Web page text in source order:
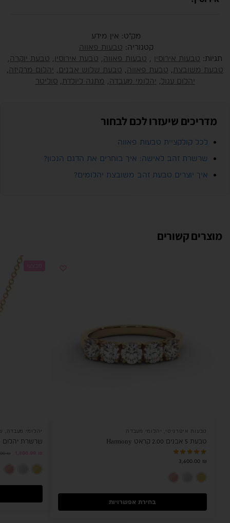
מק"ט: אין מידע
קטגוריה: טבעות פאווה
תגיות: טבעות אירוסין , טבעות פאווה, טבעת אירוסין, טבעת יוקרה,
טבעת משובצת, טבעת פאווה, טבעת שלוש אבנים , יהלום מרקיזה,
יהלום עגול, יהלומי מעבדה, מתנה ליולדת, סוליטר
מדריכים שיעזרו לכם לבחור
לכל קולקציית טבעות פאווה
שרשרת זהב לאישה: איך בוחרים את הדגם הנכון?
איך יוצרים טבעת זהב משובצת יהלומים?
מוצרים קשורים
טבעות איטרניטי יהלומי מעבדה
טבעת 5 אבנים 2.00 קראט Harmony
3,600.00 ₪
בחירת אפשרויות
יהלומי מעבדה
שרשרת יהלום
₪